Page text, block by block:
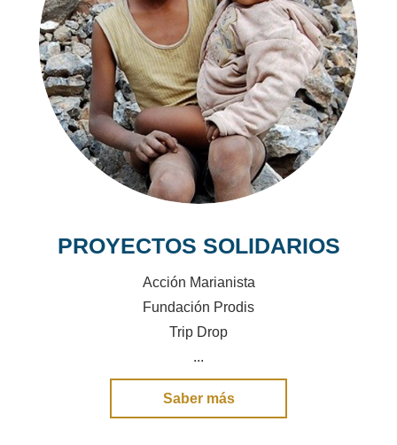
PROYECTOS SOLIDARIOS
Acción Marianista
Fundación Prodis
Trip Drop
...
Saber más